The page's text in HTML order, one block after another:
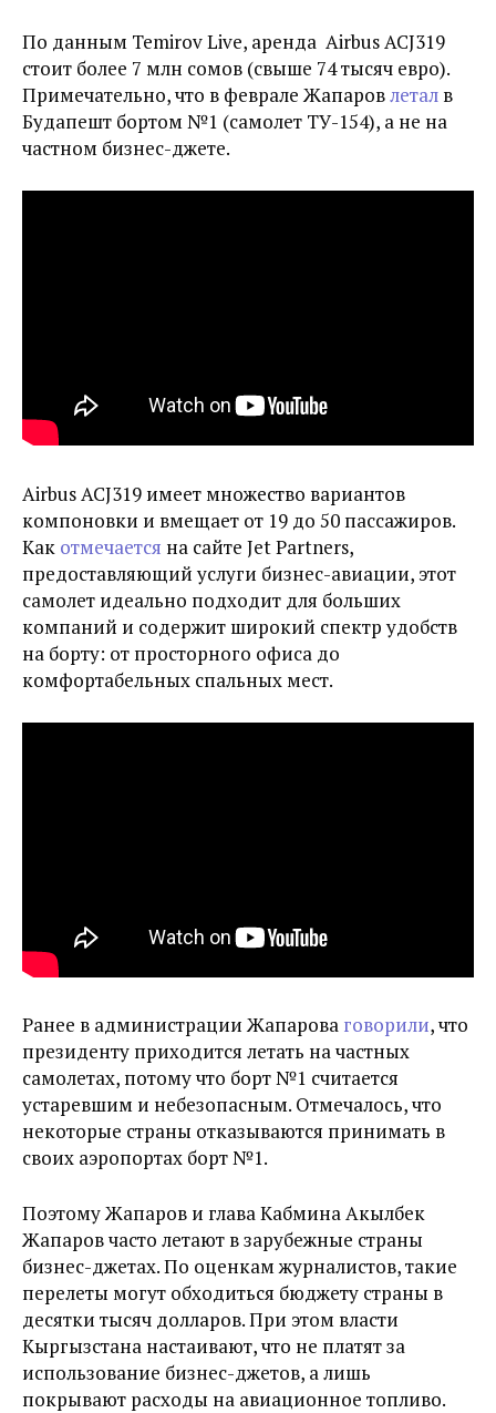
По данным Temirov Live, аренда Airbus ACJ319
стоит более 7 млн сомов (свыше 74 тысяч евро).
Примечательно, что в феврале Жапаровлетал в
Будапешт бортом №1 (самолет ТУ-154), а не на
частном бизнес-джете.
Airbus ACJ319 имеет множество вариантов
компоновки и вмещает от 19 до 50 пассажиров.
Как отмечается на сайте Jet Partners,
предоставляющий услуги бизнес-авиации, этот
самолет идеально подходит для больших
компаний и содержит широкий спектр удобств
на борту: от просторного офиса до
комфортабельных спальных мест.
Ранее в администрации Жапарова говорили, что
президенту приходится летать на частных
самолетах, потому что борт №1 считается
устаревшим и небезопасным. Отмечалось, что
некоторые страны отказываются принимать в
своих аэропортах борт №1.
Поэтому Жапаров и глава Кабмина Акылбек
Жапаров часто летают в зарубежные страны
бизнес-джетах. По оценкам журналистов, такие
перелеты могут обходиться бюджету страны в
десятки тысяч долларов. При этом власти
Кыргызстана настаивают, что не платят за
использование бизнес-джетов, а лишь
покрывают расходы на авиационное топливо.